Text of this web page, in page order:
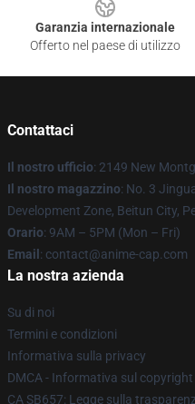
Garanzia internazionale
Offerto nel paese di utilizzo
Contattaci
Il nostro ufficio: 2149 New
Il nostro magazzino: No. 3
Development Zone, Beitun City,
Orario: 9AM – 5PM (Mon – Fri)
Email : contact@anime-cap.com
La nostra azienda
Su di noi
Termini e condizioni
Informativa sulla privacy
DMCA - Informativa sul copyright
CA SB657: Legge sulla